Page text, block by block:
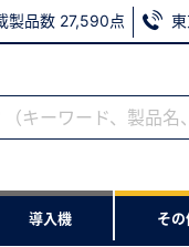
製品数 27,590点
導入機 その